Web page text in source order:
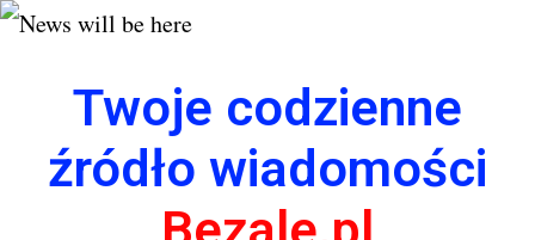
Twoje codzienne
źródło wiadomości